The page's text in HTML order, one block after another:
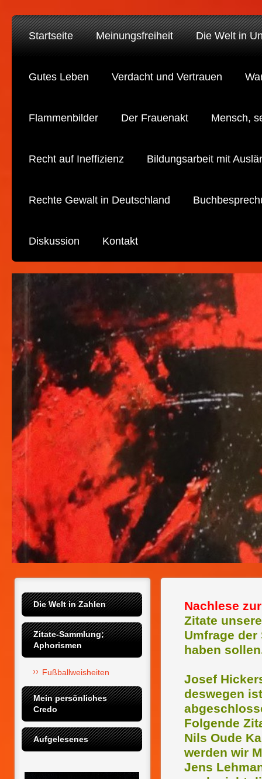
Startseite Meinungsfreiheit Die Welt in
Gutes Leben Verdacht und Vertrauen
Flammenbilder Der Frauenakt Mensch,
Recht auf Ineffizienz Bildungsarbeit mit
Rechte Gewalt in Deutschland
Diskussion Kontakt
Die Welt in Zahlen
Zitate-Sammlung;
Aphorismen
Fußballweisheiten
Mein persönliches
Credo
Aufgelesenes
Nachlese
Zitate
Umfrage der
haben
Josef
deswegen
Folgende
Nils Oude
werden wir
Jens